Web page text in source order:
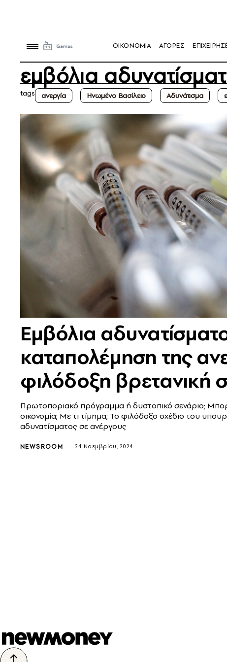
OIKONOMIA ΑΓΟΡΕΣ
εμβόλια
tags ανεργία Ηνωμένο Βασίλειο Αδυνάτισμα
Εμβόλια
καταπολέμηση της
φιλόδοξη βρετανική
Πρωτοποριακό πρόγραμμα ή δυστοπικό σενάριο;
οικονομία; Με τι τίμημα; Το φιλόδοξο σχέδιο του
αδυνατίσματος σε ανέργους
NEWSROOM 24 Νοεμβρίου, 2024